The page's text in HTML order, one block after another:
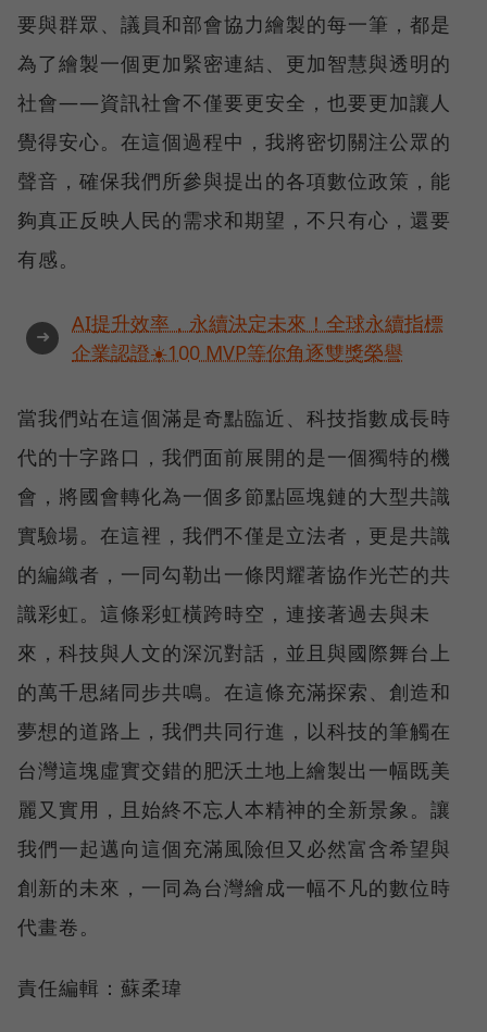
要與群眾、議員和部會協力繪製的每一筆，都是
為了繪製一個更加緊密連結、更加智慧與透明的
社會——資訊社會不僅要更安全，也要更加讓人
覺得安心。在這個過程中，我將密切關注公眾的
聲音，確保我們所參與提出的各項數位政策，能
夠真正反映人民的需求和期望，不只有心，還要
有感。
➜
AI提升效率，永續決定未來！全球永續指標
企業認證☀️100 MVP等你角逐雙獎榮譽
當我們站在這個滿是奇點臨近、科技指數成長時
代的十字路口，我們面前展開的是一個獨特的機
會，將國會轉化為一個多節點區塊鏈的大型共識
實驗場。在這裡，我們不僅是立法者，更是共識
的編織者，一同勾勒出一條閃耀著協作光芒的共
識彩虹。這條彩虹橫跨時空，連接著過去與未
來，科技與人文的深沉對話，並且與國際舞台上
的萬千思緒同步共鳴。在這條充滿探索、創造和
夢想的道路上，我們共同行進，以科技的筆觸在
台灣這塊虛實交錯的肥沃土地上繪製出一幅既美
麗又實用，且始終不忘人本精神的全新景象。讓
我們一起邁向這個充滿風險但又必然富含希望與
創新的未來，一同為台灣繪成一幅不凡的數位時
代畫卷。
責任編輯：蘇柔瑋